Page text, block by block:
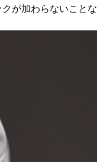
が加わらないことな